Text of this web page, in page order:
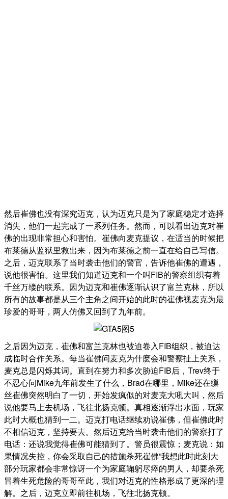
然后崔佛也没有深究迈克，认为迈克只是为了家庭稳定才选择
消失，他们一起完成了一系列任务。然而，可以看出迈克对崔
佛的出现非常担心和害怕。崔佛向麦克提议，在适当的时候把
布莱德从监狱里救出来，因为布莱德之前一直在给自己写信。
之后，迈克联系了当时袭击他们的警官，告诉他崔佛的遭遇，
说他很害怕。这里我们知道迈克和一个叫FIB的警察组织有着
千丝万缕的联系。因为迈克和崔佛逐渐认识了富兰克林，所以
所有的故事都是从三个主角之间开始的此时的崔佛视麦克为最
珍爱的哥哥，两人仿佛又回到了九年前。
之后因为迈克，崔佛和富兰克林也被迫卷入FIB组织，被迫达
成临时合作关系。每当崔佛问麦克为什麽会和警察扯上关系，
麦克总是闪烁其词。直到在努力和多次胁迫FIB后，Trev终于
不忍心问Mike九年前发生了什么，Brad在哪里，Mike还在缫
丝崔佛突然明白了一切，开始发疯似的对麦克大吼大叫，然后
说他要马上去机场，飞往北扬克顿。真相逐渐浮出水面，玩家
此时大概也猜到一二。迈克打电话继续劝说崔佛，但崔佛此时
不相信迈克，坚持要去。然后迈克给当时袭击他们的警察打了
电话：还说我觉得崔佛可能猜到了。警员很震惊；麦克说：如
果情况失控，你会采取自己的措施杀死崔佛”我想此时此刻大
部分玩家都会非常惊讶一个为家庭鞠躬尽瘁的男人，却要杀死
冒着生死危险的哥哥至此，我们对迈克的性格形成了更深的理
解。之后，迈克立即前往机场，飞往北扬克顿。